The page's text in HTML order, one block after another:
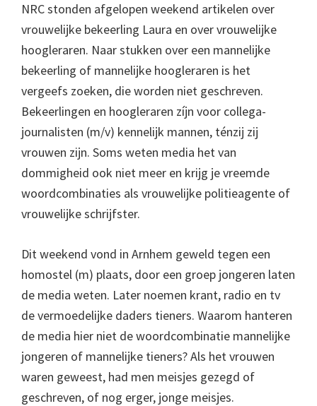
NRC stonden afgelopen weekend artikelen over
vrouwelijke bekeerling Laura en over vrouwelijke
hoogleraren. Naar stukken over een mannelijke
bekeerling of mannelijke hoogleraren is het
vergeefs zoeken, die worden niet geschreven.
Bekeerlingen en hoogleraren zíjn voor collega-
journalisten (m/v) kennelijk mannen, ténzij zij
vrouwen zijn. Soms weten media het van
dommigheid ook niet meer en krijg je vreemde
woordcombinaties als vrouwelijke politieagente of
vrouwelijke schrijfster.
Dit weekend vond in Arnhem geweld tegen een
homostel (m) plaats, door een groep jongeren laten
de media weten. Later noemen krant, radio en tv
de vermoedelijke daders tieners. Waarom hanteren
de media hier niet de woordcombinatie mannelijke
jongeren of mannelijke tieners? Als het vrouwen
waren geweest, had men meisjes gezegd of
geschreven, of nog erger, jonge meisjes.